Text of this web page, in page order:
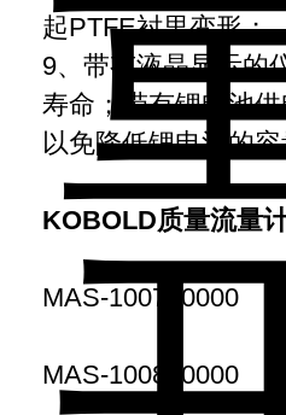
起PTFE衬里变形；
9、带有液晶显示的
寿命；带有锂电池
以免降低锂电池的
KOBOLD质量流量
MAS-100700000
MAS-100800000